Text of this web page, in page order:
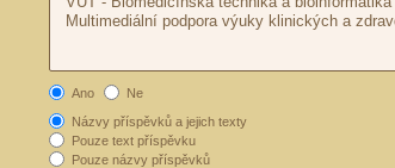
Ano
Ne
Názvy příspěvků a jejich texty
Pouze text příspěvku
Pouze názvy příspěvků